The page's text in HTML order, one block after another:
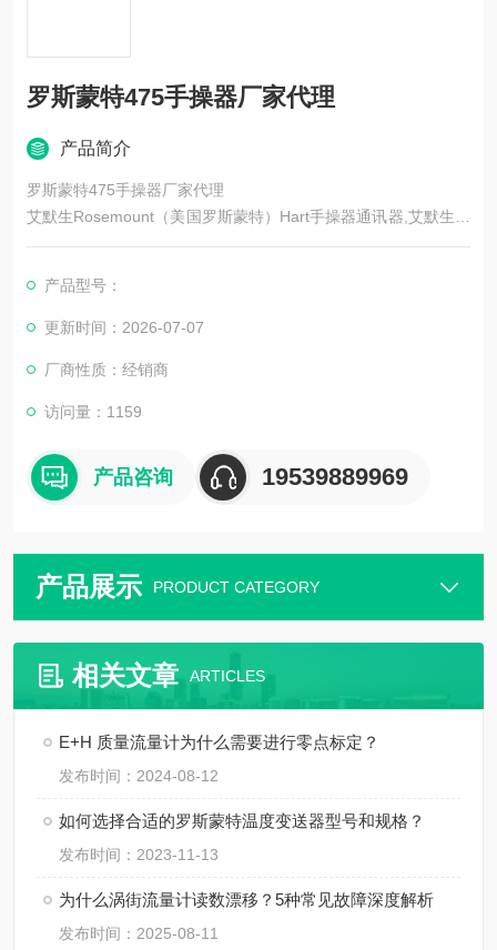
罗斯蒙特475手操器厂家代理
产品简介
罗斯蒙特475手操器厂家代理
艾默生Rosemount（美国罗斯蒙特）Hart手操器通讯器,艾默生过
程管理的新型的475手操器现场通讯器，是罗斯蒙特hart375手操
总线通讯协议，并具有通用、可靠、便携、本安、易于升级等特
点。这些特点将迅速使罗斯蒙特475手操器成为新的标准。
产品型号：
更新时间：2026-07-07
厂商性质：经销商
访问量：1159
产品咨询 19539889969
产品展示 PRODUCT CATEGORY
相关文章 ARTICLES
E+H 质量流量计为什么需要进行零点标定？
发布时间：2024-08-12
如何选择合适的罗斯蒙特温度变送器型号和规格？
发布时间：2023-11-13
为什么涡街流量计读数漂移？5种常见故障深度解析
发布时间：2025-08-11